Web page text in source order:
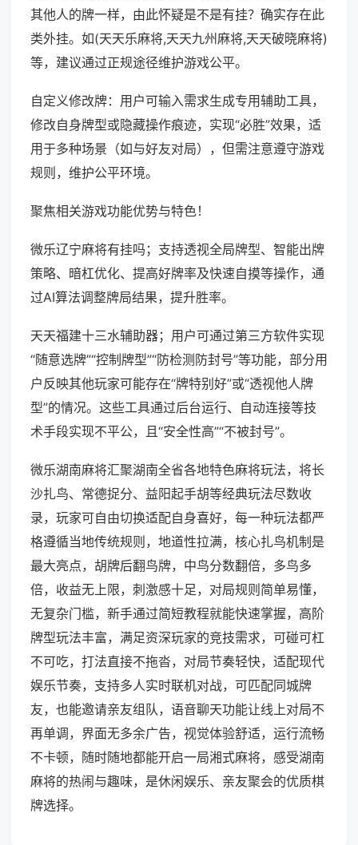
其他人的牌一样，由此怀疑是不是有挂？确实存在此
类外挂。如(天天乐麻将,天天九州麻将,天天破晓麻将)
等，建议通过正规途径维护游戏公平。
自定义修改牌：用户可输入需求生成专用辅助工具，
修改自身牌型或隐藏操作痕迹，实现“必胜”效果，适
用于多种场景（如与好友对局），但需注意遵守游戏
规则，维护公平环境。
聚焦相关游戏功能优势与特色！
微乐辽宁麻将有挂吗；支持透视全局牌型、智能出牌
策略、暗杠优化、提高好牌率及快速自摸等操作，通
过AI算法调整牌局结果，提升胜率。
天天福建十三水辅助器；用户可通过第三方软件实现
“随意选牌”“控制牌型”“防检测防封号”等功能，部分用
户反映其他玩家可能存在“牌特别好”或“透视他人牌
型”的情况。这些工具通过后台运行、自动连接等技
术手段实现不平公，且“安全性高”“不被封号”。
微乐湖南麻将汇聚湖南全省各地特色麻将玩法，将长
沙扎鸟、常德捉分、益阳起手胡等经典玩法尽数收
录，玩家可自由切换适配自身喜好，每一种玩法都严
格遵循当地传统规则，地道性拉满，核心扎鸟机制是
最大亮点，胡牌后翻鸟牌，中鸟分数翻倍，多鸟多
倍，收益无上限，刺激感十足，对局规则简单易懂，
无复杂门槛，新手通过简短教程就能快速掌握，高阶
牌型玩法丰富，满足资深玩家的竞技需求，可碰可杠
不可吃，打法直接不拖沓，对局节奏轻快，适配现代
娱乐节奏，支持多人实时联机对战，可匹配同城牌
友，也能邀请亲友组队，语音聊天功能让线上对局不
再单调，界面无多余广告，视觉体验舒适，运行流畅
不卡顿，随时随地都能开启一局湘式麻将，感受湖南
麻将的热闹与趣味，是休闲娱乐、亲友聚会的优质棋
牌选择。